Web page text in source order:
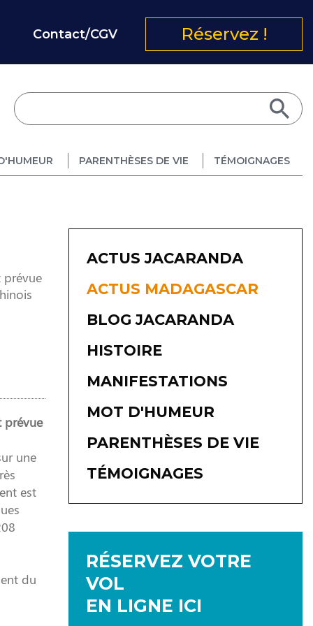
Contact/CGV Réservez !
PARENTHÈSES DE VIE TÉMOIGNAGES
prévue
prévue
une
est
du
ACTUS JACARANDA
ACTUS MADAGASCAR
BLOG JACARANDA
HISTOIRE
MANIFESTATIONS
MOT D'HUMEUR
PARENTHÈSES DE VIE
TÉMOIGNAGES
RÉSERVEZ VOTRE
VOL
EN LIGNE ICI